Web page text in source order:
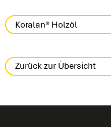
Koralan® Holzöl
Zurück zur Übersicht